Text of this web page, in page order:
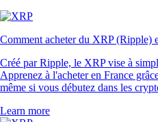
Comment acheter du XRP (Ripple)
Créé par Ripple, le XRP vise à
Apprenez à l'acheter en France
même si vous débutez dans les
Learn more